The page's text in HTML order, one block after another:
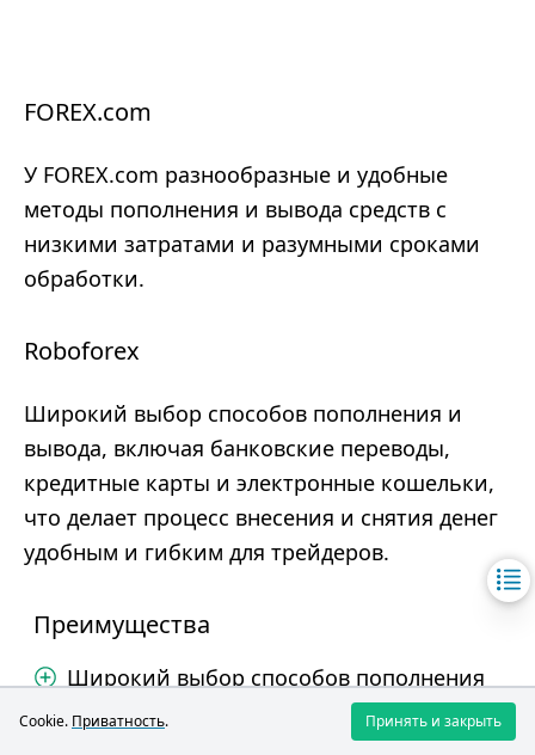
FOREX.com
У FOREX.com разнообразные и удобные
методы пополнения и вывода средств с
низкими затратами и разумными сроками
обработки.
Roboforex
Широкий выбор способов пополнения и
вывода, включая банковские переводы,
кредитные карты и электронные кошельки,
что делает процесс внесения и снятия денег
удобным и гибким для трейдеров.
Преимущества
Широкий выбор способов пополнения
и вывода
Cookie. Приватность. Принять и закрыть